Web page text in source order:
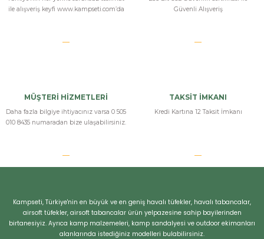
ile alışveriş keyfi www.kampseti.com’da
Güvenli Alışveriş
MÜŞTERİ HİZMETLERİ
Daha fazla bilgiye ihtiyacınız varsa 0 505
010 8435 numaradan bize ulaşabilirsiniz.
TAKSİT İMKANI
Kredi Kartına 12 Taksit İmkanı
Kampseti, Türkiye'nin en büyük ve en geniş havalı tüfekler, havalı tabancalar,
airsoft tüfekler, airsoft tabancalar ürün yelpazesine sahip bayilerinden
birtanesiyiz. Ayrıca kamp malzemeleri, kamp sandalyesi ve outdoor ekimanları
alanlarında istediğiniz modelleri bulabilirsiniz.